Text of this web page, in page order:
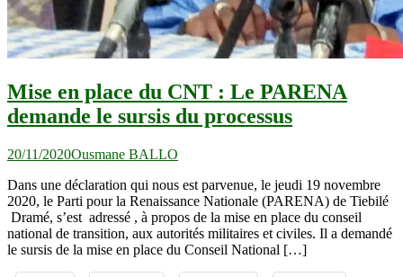
Mise en place du CNT : Le PARENA
demande le sursis du processus
20/11/2020Ousmane BALLO
Dans une déclaration qui nous est parvenue, le jeudi 19 novembre
2020, le Parti pour la Renaissance Nationale (PARENA) de Tiebilé
Dramé, s’est adressé , à propos de la mise en place du conseil
national de transition, aux autorités militaires et civiles. Il a demandé
le sursis de la mise en place du Conseil National […]